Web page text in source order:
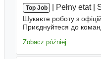
Top Job Pełny etat|
Шукаєте роботу з
Приєднуйтеся до
Zobacz później